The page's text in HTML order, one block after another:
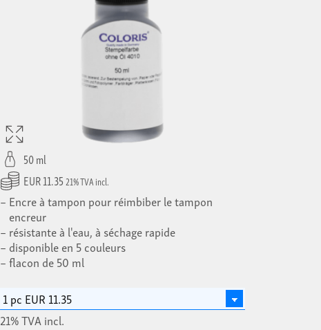
50 ml
EUR 11.3521% TVA incl.
Encre à tampon pour réimbiber le tampon
encreur
résistante à l'eau, à séchage rapide
disponible en 5 couleurs
flacon de 50 ml
21% TVA incl.